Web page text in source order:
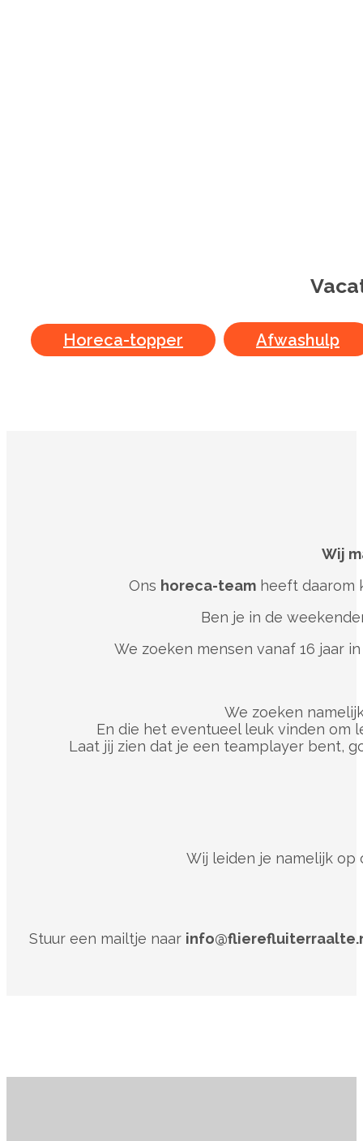
Horeca-topper Afwashulp
Wij
Ons horeca-teamheeft daarom
Ben je in de
We zoeken mensen vanaf 16 jaar
We zoeken
En die het eventueel leuk vinden om
Laat jij zien dat je een teamplayer bent,
Wij leiden je namelijk op
Stuur een mailtje naar